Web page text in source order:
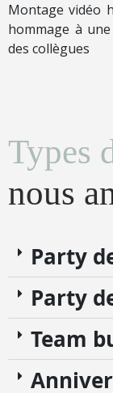
Montage vidéo
hommage à
des collègues
Types
nous
Party
Party
Team